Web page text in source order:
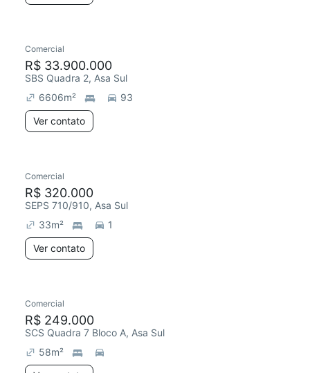
Comercial
R$ 33.900.000
SBS Quadra 2, Asa Sul
6606m²
93
Ver contato
Comercial
R$ 320.000
SEPS 710/910, Asa Sul
33m²
1
Ver contato
Comercial
R$ 249.000
SCS Quadra 7 Bloco A, Asa Sul
58m²